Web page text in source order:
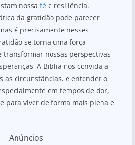
nossa fée resiliência.
da gratidão pode parecer
é precisamente nesses
se torna uma força
transformar nossas perspectivas
A Bíblia nos convida a
as circunstâncias, e entender o
em tempos de dor,
para viver de forma mais plena e
Anúncios